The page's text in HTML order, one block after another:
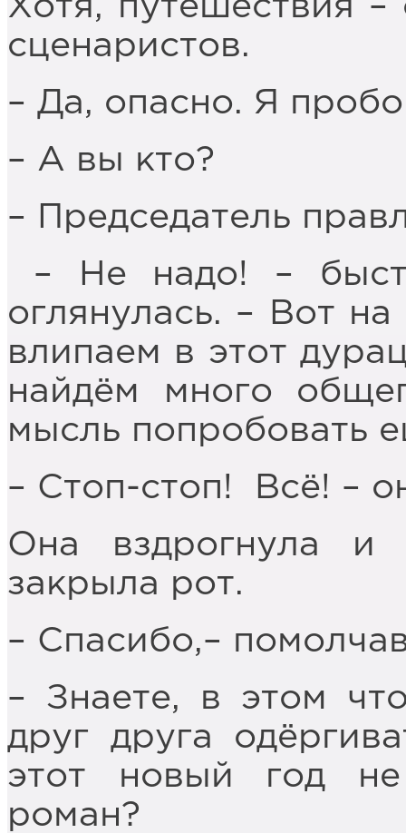
Хотя, путешествия
сценаристов.
– Да, опасно. Я
– А вы кто?
– Председатель
– Не надо! –
оглянулась. – Вот
влипаем в этот
найдём много
мысль попробовать
– Стоп-стоп! Всё! –
Она вздрогнула и
закрыла рот.
– Спасибо,–
– Знаете, в этом
друг друга
этот новый год
роман?